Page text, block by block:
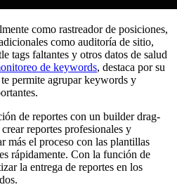
como rastreador de posiciones,
como auditoría de sitio,
tags faltantes y otros datos de salud
de keywords, destaca por su
permite agrupar keywords y
de reportes con un builder drag-
reportes profesionales y
más el proceso con las plantillas
rápidamente. Con la función de
la entrega de reportes en los